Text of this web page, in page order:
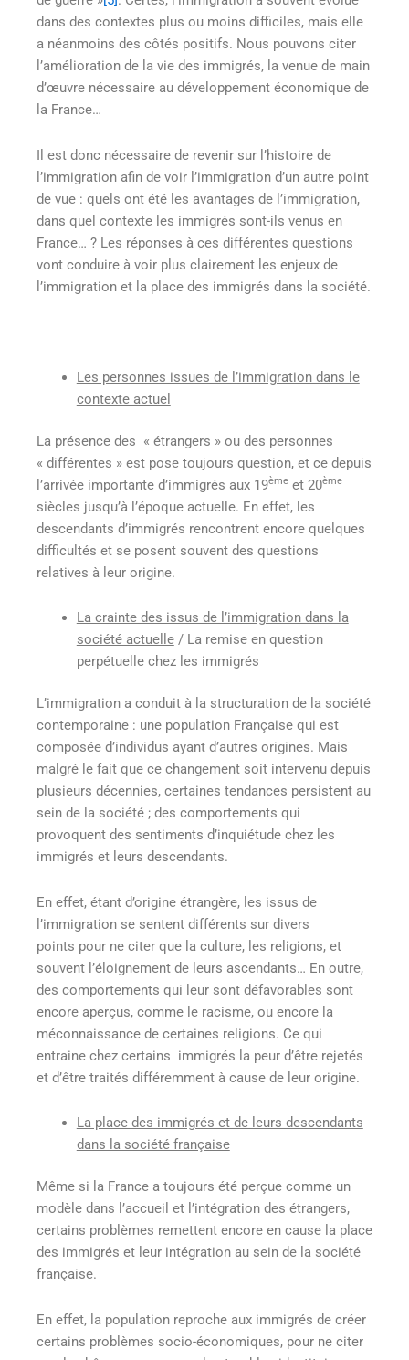
dans des contextes plus ou moins difficiles, mais elle
a néanmoins des côtés positifs. Nous pouvons citer
l’amélioration de la vie des immigrés, la venue de main
d’œuvre nécessaire au développement économique de
la France…
Il est donc nécessaire de revenir sur l’histoire de
l’immigration afin de voir l’immigration d’un autre point
de vue : quels ont été les avantages de l’immigration,
dans quel contexte les immigrés sont-ils venus en
France… ? Les réponses à ces différentes questions
vont conduire à voir plus clairement les enjeux de
l’immigration et la place des immigrés dans la société.
Les personnes issues de l’immigration dans le
contexte actuel
La présence des « étrangers » ou des personnes
« différentes » est pose toujours question, et ce depuis
l’arrivée importante d’immigrés aux 19ème et 20ème
siècles jusqu’à l’époque actuelle. En effet, les
descendants d’immigrés rencontrent encore quelques
difficultés et se posent souvent des questions
relatives à leur origine.
La crainte des issus de l’immigration dans la
société actuelle/ La remise en question
perpétuelle chez les immigrés
L’immigration a conduit à la structuration de la société
contemporaine : une population Française qui est
composée d’individus ayant d’autres origines. Mais
malgré le fait que ce changement soit intervenu depuis
plusieurs décennies, certaines tendances persistent au
sein de la société ; des comportements qui
provoquent des sentiments d’inquiétude chez les
immigrés et leurs descendants.
En effet, étant d’origine étrangère, les issus de
l’immigration se sentent différents sur divers
points pour ne citer que la culture, les religions, et
souvent l’éloignement de leurs ascendants… En outre,
des comportements qui leur sont défavorables sont
encore aperçus, comme le racisme, ou encore la
méconnaissance de certaines religions. Ce qui
entraine chez certains immigrés la peur d’être rejetés
et d’être traités différemment à cause de leur origine.
La place des immigrés et de leurs descendants
dans la société française
Même si la France a toujours été perçue comme un
modèle dans l’accueil et l’intégration des étrangers,
certains problèmes remettent encore en cause la place
des immigrés et leur intégration au sein de la société
française.
En effet, la population reproche aux immigrés de créer
certains problèmes socio-économiques, pour ne citer